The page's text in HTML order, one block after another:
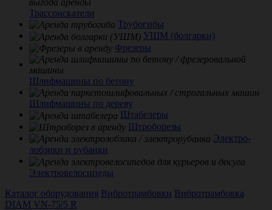
Трассоискатели
Трубогибы
УШМ (болгарки)
Фрезеры
Шлифмашины по бетону
Шлифмашины по дереву
Штабелеры
Штроборезы
Электро-
лобзики и рубанки
Электровелосипеды
Каталог оборудования Вибротрамбовки Вибротрамбовка
DIAM VN-75/5 R